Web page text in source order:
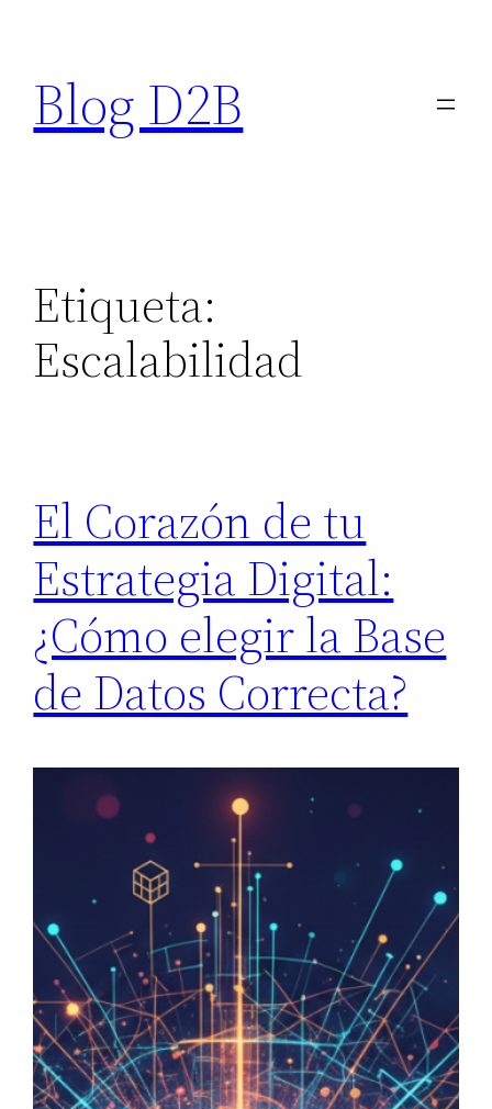
contenido
Blog D2B
Etiqueta:
Escalabilidad
El Corazón de tu
Estrategia Digital:
¿Cómo elegir la Base
de Datos Correcta?